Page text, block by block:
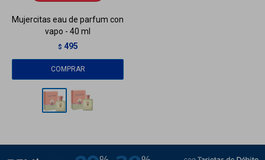
Mujercitas eau de parfum con
vapo - 40 ml
$ 495